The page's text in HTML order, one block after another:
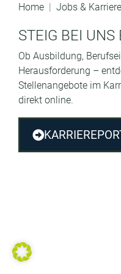
Home Jobs & Karriere
STEIG BEI UNS
Ob Ausbildung,
Herausforderung –
Stellenangebote im
direkt online.